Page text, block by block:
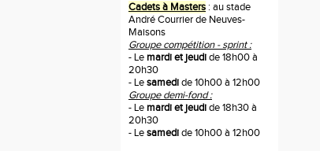
Cadets à Masters : au stade
André Courrier de Neuves-
Maisons
Groupe compétition - sprint :
- Le mardi et jeudide 18h00 à
20h30
- Lesamedide 10h00 à 12h00
Groupe demi-fond :
- Le mardi et jeudide 18h30 à
20h30
- Lesamedide 10h00 à 12h00